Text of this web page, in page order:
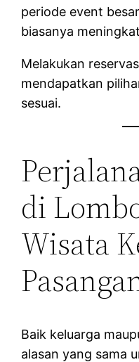
periode event
biasanya
Melakukan
mendapatkan
sesuai.
di
Wisata
Baik keluarga
alasan yang sama